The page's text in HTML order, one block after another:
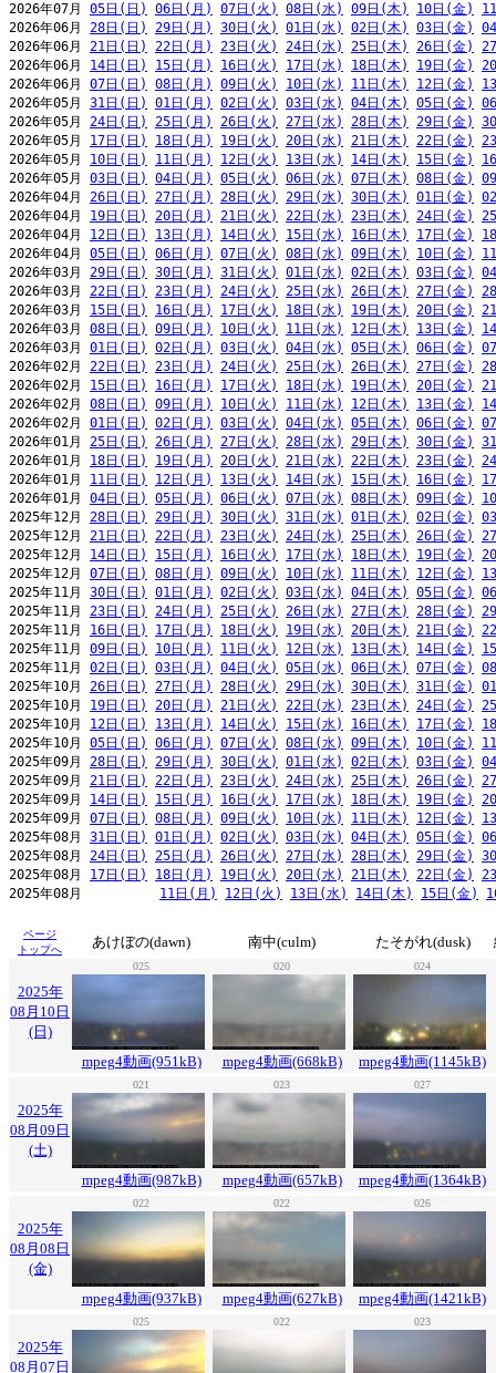
2026年07月 05日(日) 06日(月) 07日(火) 08日(水) 09日(木) 10日(金)
2026年06月 28日(日) 29日(月) 30日(火) 01日(水) 02日(木) 03日(金)
2026年06月 21日(日) 22日(月) 23日(火) 24日(水) 25日(木) 26日(金)
2026年06月 14日(日) 15日(月) 16日(火) 17日(水) 18日(木) 19日(金)
2026年06月 07日(日) 08日(月) 09日(火) 10日(水) 11日(木) 12日(金)
2026年05月 31日(日) 01日(月) 02日(火) 03日(水) 04日(木) 05日(金)
2026年05月 24日(日) 25日(月) 26日(火) 27日(水) 28日(木) 29日(金)
2026年05月 17日(日) 18日(月) 19日(火) 20日(水) 21日(木) 22日(金)
2026年05月 10日(日) 11日(月) 12日(火) 13日(水) 14日(木) 15日(金)
2026年05月 03日(日) 04日(月) 05日(火) 06日(水) 07日(木) 08日(金)
2026年04月 26日(日) 27日(月) 28日(火) 29日(水) 30日(木) 01日(金)
2026年04月 19日(日) 20日(月) 21日(火) 22日(水) 23日(木) 24日(金)
2026年04月 12日(日) 13日(月) 14日(火) 15日(水) 16日(木) 17日(金)
2026年04月 05日(日) 06日(月) 07日(火) 08日(水) 09日(木) 10日(金)
2026年03月 29日(日) 30日(月) 31日(火) 01日(水) 02日(木) 03日(金)
2026年03月 22日(日) 23日(月) 24日(火) 25日(水) 26日(木) 27日(金)
2026年03月 15日(日) 16日(月) 17日(火) 18日(水) 19日(木) 20日(金)
2026年03月 08日(日) 09日(月) 10日(火) 11日(水) 12日(木) 13日(金)
2026年03月 01日(日) 02日(月) 03日(火) 04日(水) 05日(木) 06日(金)
2026年02月 22日(日) 23日(月) 24日(火) 25日(水) 26日(木) 27日(金)
2026年02月 15日(日) 16日(月) 17日(火) 18日(水) 19日(木) 20日(金)
2026年02月 08日(日) 09日(月) 10日(火) 11日(水) 12日(木) 13日(金)
2026年02月 01日(日) 02日(月) 03日(火) 04日(水) 05日(木) 06日(金)
2026年01月 25日(日) 26日(月) 27日(火) 28日(水) 29日(木) 30日(金)
2026年01月 18日(日) 19日(月) 20日(火) 21日(水) 22日(木) 23日(金)
2026年01月 11日(日) 12日(月) 13日(火) 14日(水) 15日(木) 16日(金)
2026年01月 04日(日) 05日(月) 06日(火) 07日(水) 08日(木) 09日(金)
2025年12月 28日(日) 29日(月) 30日(火) 31日(水) 01日(木) 02日(金)
2025年12月 21日(日) 22日(月) 23日(火) 24日(水) 25日(木) 26日(金)
2025年12月 14日(日) 15日(月) 16日(火) 17日(水) 18日(木) 19日(金)
2025年12月 07日(日) 08日(月) 09日(火) 10日(水) 11日(木) 12日(金)
2025年11月 30日(日) 01日(月) 02日(火) 03日(水) 04日(木) 05日(金)
2025年11月 23日(日) 24日(月) 25日(火) 26日(水) 27日(木) 28日(金)
2025年11月 16日(日) 17日(月) 18日(火) 19日(水) 20日(木) 21日(金)
2025年11月 09日(日) 10日(月) 11日(火) 12日(水) 13日(木) 14日(金)
2025年11月 02日(日) 03日(月) 04日(火) 05日(水) 06日(木) 07日(金)
2025年10月 26日(日) 27日(月) 28日(火) 29日(水) 30日(木) 31日(金)
2025年10月 19日(日) 20日(月) 21日(火) 22日(水) 23日(木) 24日(金)
2025年10月 12日(日) 13日(月) 14日(火) 15日(水) 16日(木) 17日(金)
2025年10月 05日(日) 06日(月) 07日(火) 08日(水) 09日(木) 10日(金)
2025年09月 28日(日) 29日(月) 30日(火) 01日(水) 02日(木) 03日(金)
2025年09月 21日(日) 22日(月) 23日(火) 24日(水) 25日(木) 26日(金)
2025年09月 14日(日) 15日(月) 16日(火) 17日(水) 18日(木) 19日(金)
2025年09月 07日(日) 08日(月) 09日(火) 10日(水) 11日(木) 12日(金)
2025年08月 31日(日) 01日(月) 02日(火) 03日(水) 04日(木) 05日(金)
2025年08月 24日(日) 25日(月) 26日(火) 27日(水) 28日(木) 29日(金)
2025年08月 17日(日) 18日(月) 19日(火) 20日(水) 21日(木) 22日(金)
2025年08月 11日(月) 12日(火) 13日(水) 14日(木) 15日(金)
ページ
トップへ
あけぼの(dawn) 南中(culm) たそがれ(dusk)
025 020 024
2025年
08月10日
(日)
mpeg4動画(951kB)
mpeg4動画(668kB) mpeg4動画(1145kB)
021 023 027
2025年
08月09日
(土)
mpeg4動画(987kB)
mpeg4動画(657kB) mpeg4動画(1364kB)
022 022 026
2025年
08月08日
(金)
mpeg4動画(937kB)
mpeg4動画(627kB) mpeg4動画(1421kB)
025 022 023
2025年
08月07日